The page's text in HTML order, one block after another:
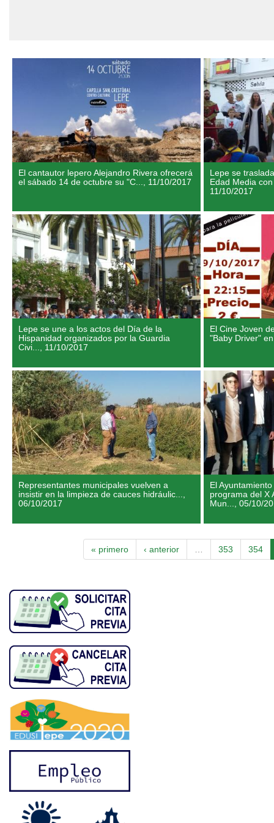
El cantautor lepero Alejandro Rivera ofrecerá
el sábado 14 de octubre su "C..., 11/10/2017
Lepe se
Edad Media
11/10/2017
Lepe se une a los actos del Día de la
Hispanidad organizados por la Guardia
Civi..., 11/10/2017
El Cine Joven
"Baby Driver"
Representantes municipales vuelven a
insistir en la limpieza de cauces hidráulic...,
06/10/2017
El
programa del X
Mun...,05/10/
« primero ‹ anterior 353 354